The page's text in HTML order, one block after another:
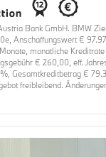
Bank GmbH. BMW
Anschaffungswert €
monatliche
€ 260,00, eff.
Gesamtkreditbetrag €
freibleibend.